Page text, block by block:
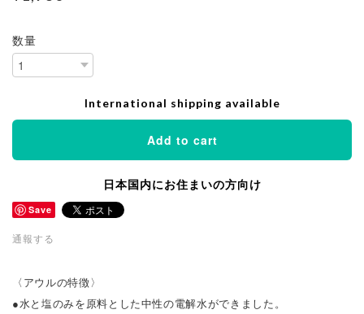
数量
International shipping available
Add to cart
日本国内にお住まいの方向け
Save
通報する
〈アウルの特徴〉
●水と塩のみを原料とした中性の電解水ができました。